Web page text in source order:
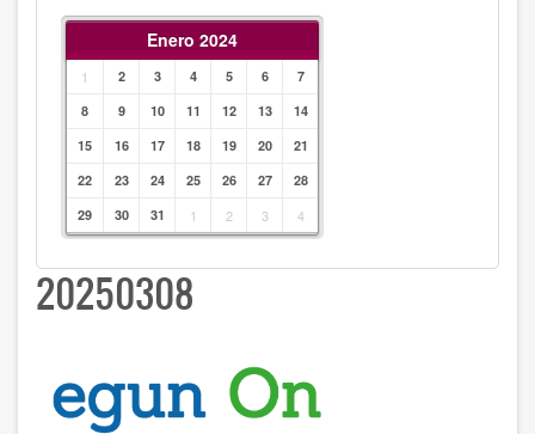
Enero 2024
1 2 3 4 5 6
7
8
9 10 11 12 13
14
15
16 17 18 19 20
21
22
23 24 25 26 27
28
29
30 31 1 2 3 4
20250308